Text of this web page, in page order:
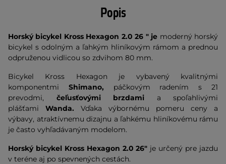
Popis
Horský bicykel Kross Hexagon 2.0 26 " je moderný horský
bicykel s odolným a ľahkým hliníkovým rámom a prednou
odpruženou vidlicou so zdvihom 80 mm.
Bicykel Kross Hexagon je vybavený kvalitnými
komponentmi Shimano, páčkovým radením s 21
prevodmi, čeľusťovými brzdami a spoľahlivými
plášťami Wanda. Vďaka výbornému pomeru ceny a
výbavy, atraktívnemu dizajnu a ľahkému hliníkovému rámu
je často vyhľadávaným modelom.
Horský bicykel Kross Hexagon 2.0 26" je určený pre jazdu
v teréne aj po spevnených cestách.